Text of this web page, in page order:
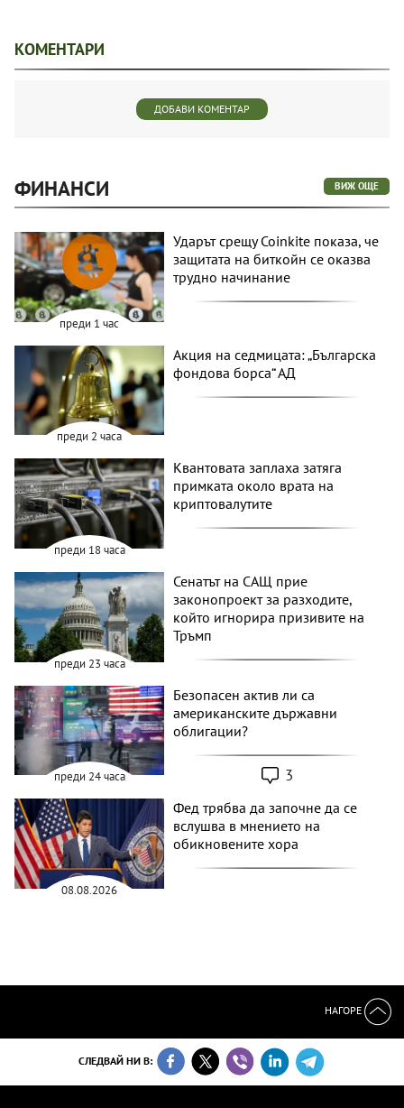
КОМЕНТАРИ
ДОБАВИ КОМЕНТАР
ФИНАНСИ ВИЖ ОЩЕ
преди 1 час
Ударът срещу Coinkite показа, че
защитата на биткойн се оказва
трудно начинание
преди 2 часа
Акция на седмицата: „Българска
фондова борса“ АД
преди 18 часа
Квантовата заплаха затяга
примката около врата на
криптовалутите
преди 23 часа
Сенатът на САЩ прие
законопроект за разходите,
който игнорира призивите на
Тръмп
преди 24 часа
Безопасен актив ли са
американските държавни
облигации?
3
08.08.2026
Фед трябва да започне да се
вслушва в мнението на
обикновените хора
НАГОРЕ
СЛЕДВАЙ НИ В: